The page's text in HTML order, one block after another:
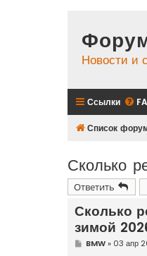
Новости и
Ссылки
Список
Сколько
Ответить
Сколько
зимой
СBMW» 03 апр